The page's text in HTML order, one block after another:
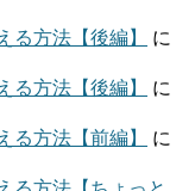
る方法【後編】
に
る方法【後編】
に
る方法【前編】
に